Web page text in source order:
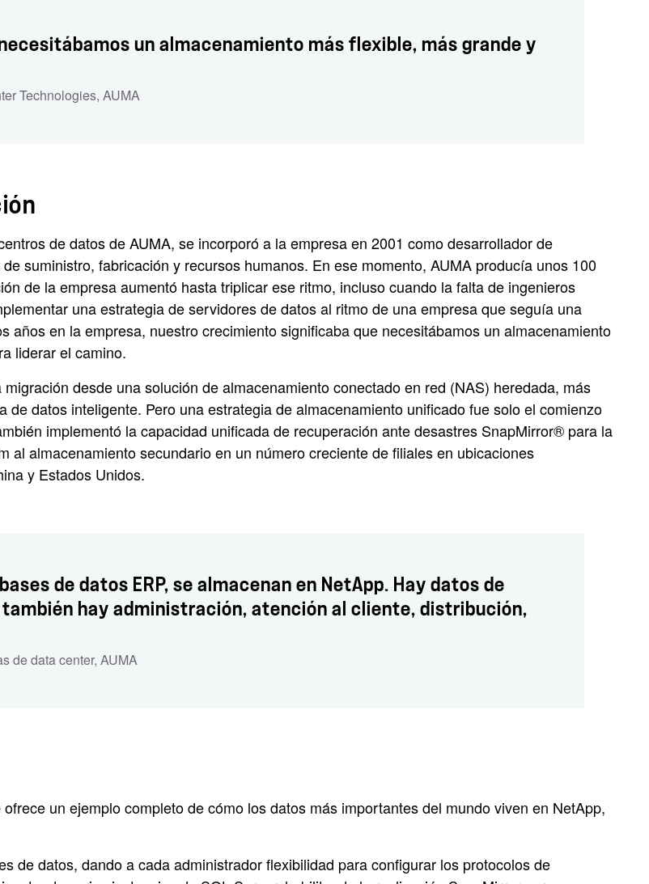
un almacenamiento más flexible, más grande y
Technologies, AUMA
de datos de AUMA, se incorporó a la empresa en 2001 como desarrollador de
suministro, fabricación y recursos humanos. En ese momento, AUMA producía unos 100
de la empresa aumentó hasta triplicar ese ritmo, incluso cuando la falta de ingenieros
una estrategia de servidores de datos al ritmo de una empresa que seguía una
años en la empresa, nuestro crecimiento significaba que necesitábamos un almacenamiento
liderar el camino.
desde una solución de almacenamiento conectado en red (NAS) heredada, más
datos inteligente. Pero una estrategia de almacenamiento unificado fue solo el comienzo
implementó la capacidad unificada de recuperación ante desastres SnapMirror® para la
almacenamiento secundario en un número creciente de filiales en ubicaciones
y Estados Unidos.
de datos ERP, se almacenan en NetApp. Hay datos de
hay administración, atención al cliente, distribución,
de data center, AUMA
un ejemplo completo de cómo los datos más importantes del mundo viven en NetApp,
de datos, dando a cada administrador flexibilidad para configurar los protocolos de